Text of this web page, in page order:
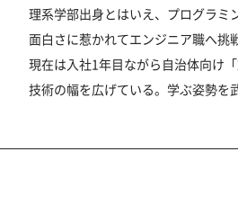
理系学部出身とはいえ、プログラミ
面白さに惹かれてエンジニア職へ挑戦
現在は入社1年目ながら自治体向け
技術の幅を広げている。学ぶ姿勢を